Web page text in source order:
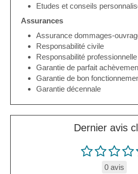
Etudes et conseils
Assurances
Assurance dommages-
Responsabilité civile
Responsabilité professionnelle
Garantie de parfait
Garantie de bon
Garantie décennale
Dernier avis
0 avis